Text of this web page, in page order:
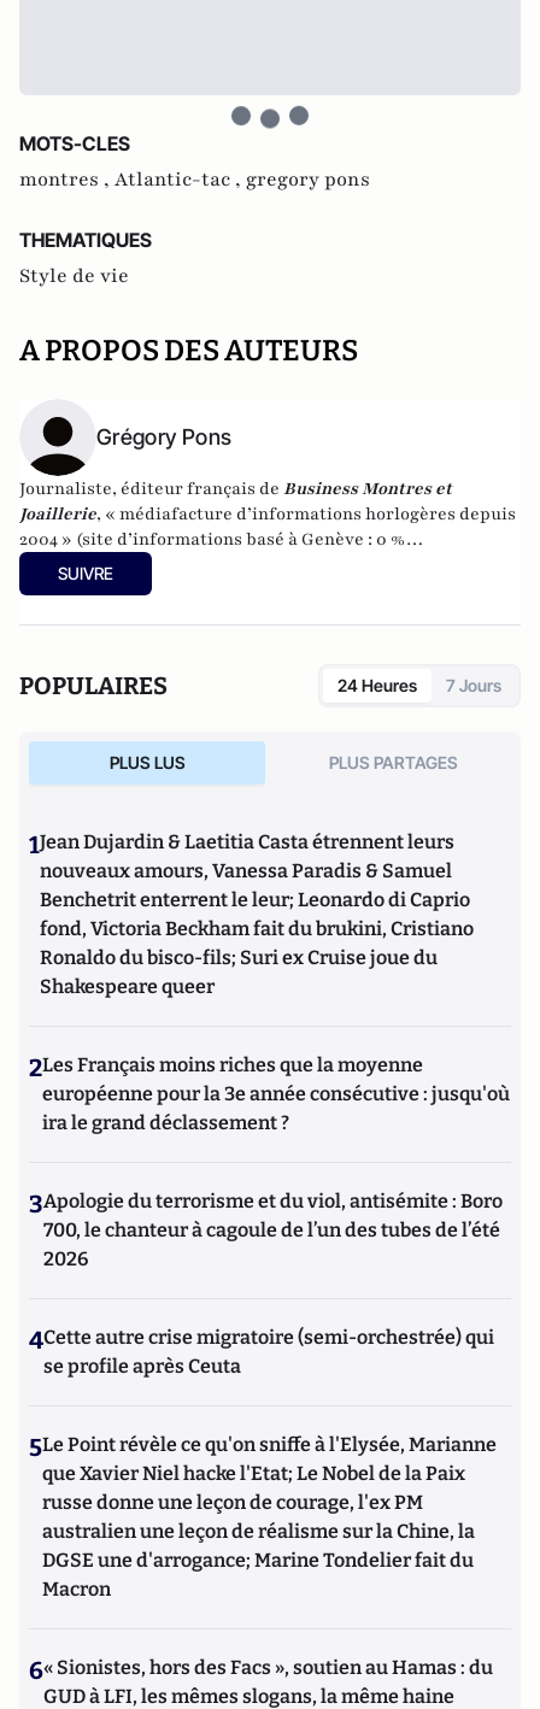
MOTS-CLES
montres , Atlantic-tac , gregory pons
THEMATIQUES
Style de vie
A PROPOS DES AUTEURS
Grégory Pons
Journaliste, éditeur français de Business Montres et
Joaillerie, « médiafacture d’informations horlogères depuis
2004 » (site d’informations basé à Genève : 0 %
publicité-100 % liberté), spécialiste du marketing horloger
et de l’analyse des marchés de la montre.
SUIVRE
POPULAIRES 24 Heures 7 Jours
PLUS LUS PLUS PARTAGES
1Jean Dujardin & Laetitia Casta étrennent leurs
nouveaux amours, Vanessa Paradis & Samuel
Benchetrit enterrent le leur; Leonardo di Caprio
fond, Victoria Beckham fait du brukini, Cristiano
Ronaldo du bisco-fils; Suri ex Cruise joue du
Shakespeare queer
2Les Français moins riches que la moyenne
européenne pour la 3e année consécutive : jusqu'où
ira le grand déclassement ?
3Apologie du terrorisme et du viol, antisémite : Boro
700, le chanteur à cagoule de l’un des tubes de l’été
2026
4Cette autre crise migratoire (semi-orchestrée) qui
se profile après Ceuta
5Le Point révèle ce qu'on sniffe à l'Elysée, Marianne
que Xavier Niel hacke l'Etat; Le Nobel de la Paix
russe donne une leçon de courage, l'ex PM
australien une leçon de réalisme sur la Chine, la
DGSE une d'arrogance; Marine Tondelier fait du
Macron
6« Sionistes, hors des Facs », soutien au Hamas : du
GUD à LFI, les mêmes slogans, la même haine